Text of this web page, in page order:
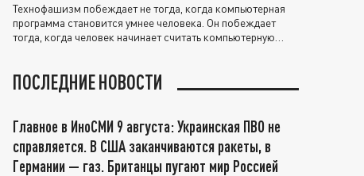
Технофашизм побеждает не тогда, когда компьютерная
программа становится умнее человека. Он побеждает
тогда, когда человек начинает считать компьютерную
ПОСЛЕДНИЕ НОВОСТИ
Главное в ИноСМИ 9 августа: Украинская ПВО не
справляется. В США заканчиваются ракеты, в
Германии — газ. Британцы пугают мир Россией